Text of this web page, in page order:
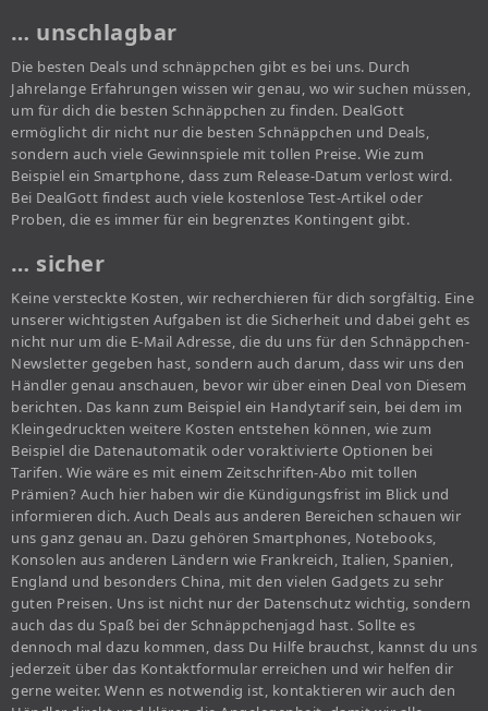
… unschlagbar
Die besten Deals und schnäppchen gibt es bei uns. Durch
Jahrelange Erfahrungen wissen wir genau, wo wir suchen müssen,
um für dich die besten Schnäppchen zu finden. DealGott
ermöglicht dir nicht nur die besten Schnäppchen und Deals,
sondern auch viele Gewinnspiele mit tollen Preise. Wie zum
Beispiel ein Smartphone, dass zum Release-Datum verlost wird.
Bei DealGott findest auch viele kostenlose Test-Artikel oder
Proben, die es immer für ein begrenztes Kontingent gibt.
… sicher
Keine versteckte Kosten, wir recherchieren für dich sorgfältig. Eine
unserer wichtigsten Aufgaben ist die Sicherheit und dabei geht es
nicht nur um die E-Mail Adresse, die du uns für den Schnäppchen-
Newsletter gegeben hast, sondern auch darum, dass wir uns den
Händler genau anschauen, bevor wir über einen Deal von Diesem
berichten. Das kann zum Beispiel ein Handytarif sein, bei dem im
Kleingedruckten weitere Kosten entstehen können, wie zum
Beispiel die Datenautomatik oder voraktivierte Optionen bei
Tarifen. Wie wäre es mit einem Zeitschriften-Abo mit tollen
Prämien? Auch hier haben wir die Kündigungsfrist im Blick und
informieren dich. Auch Deals aus anderen Bereichen schauen wir
uns ganz genau an. Dazu gehören Smartphones, Notebooks,
Konsolen aus anderen Ländern wie Frankreich, Italien, Spanien,
England und besonders China, mit den vielen Gadgets zu sehr
guten Preisen. Uns ist nicht nur der Datenschutz wichtig, sondern
auch das du Spaß bei der Schnäppchenjagd hast. Sollte es
dennoch mal dazu kommen, dass Du Hilfe brauchst, kannst du uns
jederzeit über das Kontaktformular erreichen und wir helfen dir
gerne weiter. Wenn es notwendig ist, kontaktieren wir auch den